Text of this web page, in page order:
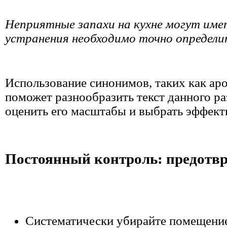
Неприятные запахи на кухне могут
устранения необходимо точно
Использование синонимов, таких как
поможет разнообразить текст данного
оценить его масштабы и выбрать
Постоянный контроль:
Систематически убирайте